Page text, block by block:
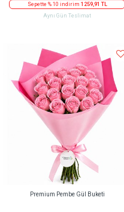
Sepette % 10 indirim 1259,91 TL
Aynı Gün Teslimat
Premium Pembe Gül Buketi